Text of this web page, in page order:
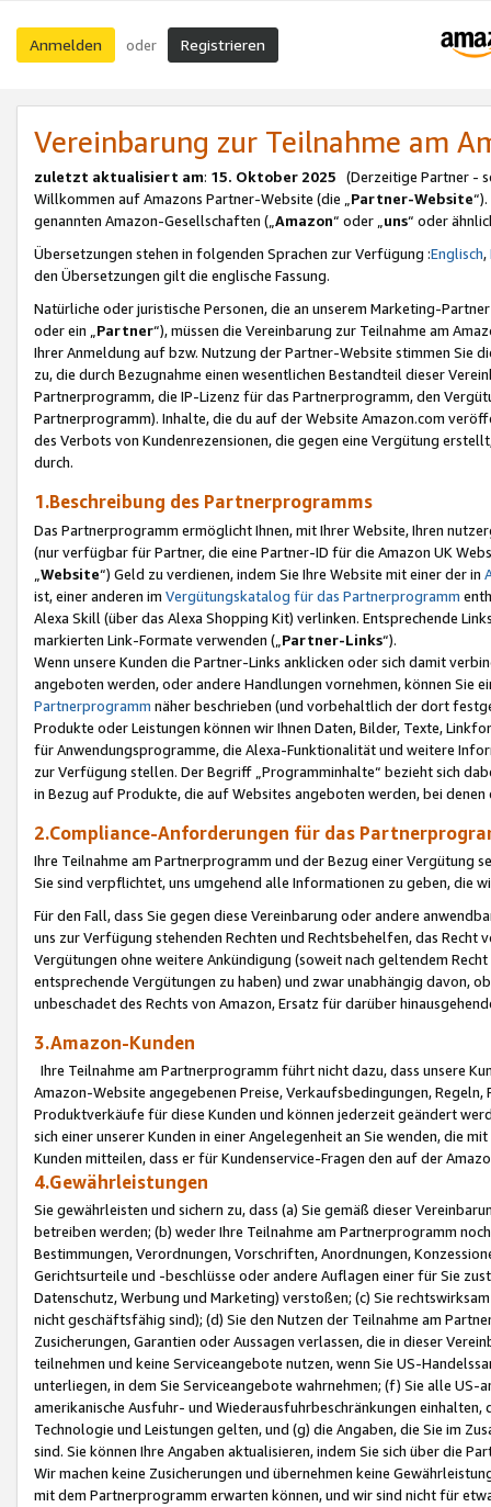
Anmelden oder Registrieren
Vereinbarung zur Teilnahme am
zuletzt aktualisiert am: 15. Oktober 2025 (Derzeitige Partner -
Willkommen auf Amazons Partner-Website (die „Partner-Website
genannten Amazon-Gesellschaften („Amazon“ oder „uns“ oder
Übersetzungen stehen in folgenden Sprachen zur Verfügung :Englisch,
den Übersetzungen gilt die englische Fassung.
Natürliche oder juristische Personen, die an unserem Marketing-
oder ein „Partner“), müssen die Vereinbarung zur Teilnahme am
Ihrer Anmeldung auf bzw. Nutzung der Partner-Website stimmen Sie
zu, die durch Bezugnahme einen wesentlichen Bestandteil dieser
Partnerprogramm, die IP-Lizenz für das Partnerprogramm, den
Partnerprogramm). Inhalte, die du auf der Website Amazon.com
des Verbots von Kundenrezensionen, die gegen eine Vergütung
durch.
1.Beschreibung des Partnerprogramms
Das Partnerprogramm ermöglicht Ihnen, mit Ihrer Website, Ihren
(nur verfügbar für Partner, die eine Partner-ID für die Amazon UK
Website“) Geld zu verdienen, indem Sie Ihre Website mit einer der in
ist, einer anderen im Vergütungskatalog für das Partnerprogramm
Alexa Skill (über das Alexa Shopping Kit) verlinken. Entsprechende
markierten Link-Formate verwenden („ Partner-Links“).
Wenn unsere Kunden die Partner-Links anklicken oder sich damit
angeboten werden, oder andere Handlungen vornehmen, können Sie
Partnerprogramm näher beschrieben (und vorbehaltlich der dort
Produkte oder Leistungen können wir Ihnen Daten, Bilder, Texte,
für Anwendungsprogramme, die Alexa-Funktionalität und weitere
zur Verfügung stellen. Der Begriff „Programminhalte“ bezieht sich
in Bezug auf Produkte, die auf Websites angeboten werden, bei
2.Compliance-Anforderungen für das
Ihre Teilnahme am Partnerprogramm und der Bezug einer Vergütung
Sie sind verpflichtet, uns umgehend alle Informationen zu geben, die
Für den Fall, dass Sie gegen diese Vereinbarung oder andere
uns zur Verfügung stehenden Rechten und Rechtsbehelfen, das
Vergütungen ohne weitere Ankündigung (soweit nach geltendem
entsprechende Vergütungen zu haben) und zwar unabhängig davon,
unbeschadet des Rechts von Amazon, Ersatz für darüber
3.Amazon-Kunden
Ihre Teilnahme am Partnerprogramm führt nicht dazu, dass unsere
Amazon-Website angegebenen Preise, Verkaufsbedingungen,
Produktverkäufe für diese Kunden und können jederzeit geändert
sich einer unserer Kunden in einer Angelegenheit an Sie wenden, die
Kunden mitteilen, dass er für Kundenservice-Fragen den auf der
4.Gewährleistungen
Sie gewährleisten und sichern zu, dass (a) Sie gemäß dieser
betreiben werden; (b) weder Ihre Teilnahme am Partnerprogramm
Bestimmungen, Verordnungen, Vorschriften, Anordnungen,
Gerichtsurteile und -beschlüsse oder andere Auflagen einer für Sie
Datenschutz, Werbung und Marketing) verstoßen; (c) Sie
nicht geschäftsfähig sind); (d) Sie den Nutzen der Teilnahme am
Zusicherungen, Garantien oder Aussagen verlassen, die in dieser
teilnehmen und keine Serviceangebote nutzen, wenn Sie US-
unterliegen, in dem Sie Serviceangebote wahrnehmen; (f) Sie alle
amerikanische Ausfuhr- und Wiederausfuhrbeschränkungen
Technologie und Leistungen gelten, und (g) die Angaben, die Sie im
sind. Sie können Ihre Angaben aktualisieren, indem Sie sich über die
Wir machen keine Zusicherungen und übernehmen keine
mit dem Partnerprogramm erwarten können, und wir sind nicht für